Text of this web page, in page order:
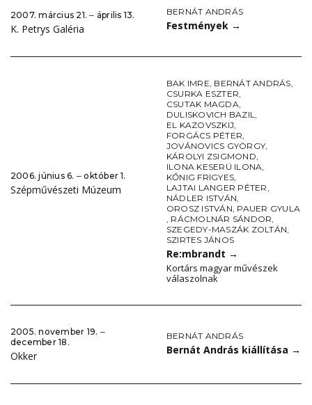
2007. március 21. ‒ április 13.
K. Petrys Galéria
BERNÁT ANDRÁS
Festmények →
2006. június 6. ‒ október 1.
Szépművészeti Múzeum
BAK IMRE, BERNÁT ANDRÁS,
CSURKA ESZTER,
CSUTAK MAGDA,
DULISKOVICH BAZIL,
EL KAZOVSZKIJ,
FORGÁCS PÉTER,
JOVÁNOVICS GYÖRGY,
KÁROLYI ZSIGMOND,
ILONA KESERÜ ILONA,
KŐNIG FRIGYES,
LAJTAI LANGER PÉTER,
NÁDLER ISTVÁN,
OROSZ ISTVÁN, PAUER GYULA
, RÁCMOLNÁR SÁNDOR,
SZEGEDY-MASZÁK ZOLTÁN,
SZIRTES JÁNOS
Re:mbrandt →
Kortárs magyar művészek
válaszolnak
2005. november 19. ‒
december 18.
Okker
BERNÁT ANDRÁS
Bernát András kiállítása →